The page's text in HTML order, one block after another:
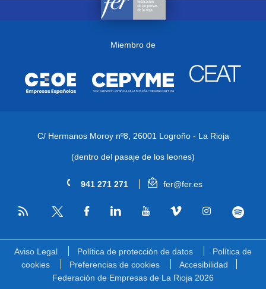
Miembro de
C/ Hermanos Moroy nº8, 26001 Logroño - La Rioja
(dentro del pasaje de los leones)
941 271 271 fer@fer.es
RSS
Aviso Legal Política de protección de datos
Política de
cookies
Preferencias de cookies
Accesibilidad
Federación de Empresas de La Rioja 2026